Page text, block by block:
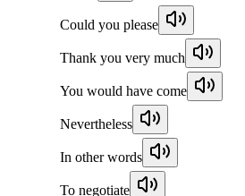
Could you please
Thank you very much
You would have come
Nevertheless
In other words
To negotiate